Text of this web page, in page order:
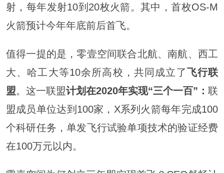
射，每年发射10到20枚火箭。其中，首枚OS-M
火箭预计今年年底前后首飞。
值得一提的是，零壹空间联合北航、南航、西工
大、哈工大等10余所高校，共同成立了飞行联
盟。这一联盟计划在2020年实现“三个一百”：联
盟成员单位达到100家，X系列火箭每年完成100
个科研任务，单发飞行试验单项技术的验证经费
在100万元以内。